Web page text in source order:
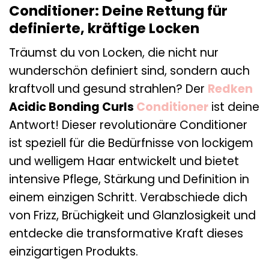
Conditioner: Deine Rettung für
definierte, kräftige Locken
Träumst du von Locken, die nicht nur
wunderschön definiert sind, sondern auch
kraftvoll und gesund strahlen? Der Redken
Acidic Bonding Curls Conditioner ist deine
Antwort! Dieser revolutionäre Conditioner
ist speziell für die Bedürfnisse von lockigem
und welligem Haar entwickelt und bietet
intensive Pflege, Stärkung und Definition in
einem einzigen Schritt. Verabschiede dich
von Frizz, Brüchigkeit und Glanzlosigkeit und
entdecke die transformative Kraft dieses
einzigartigen Produkts.